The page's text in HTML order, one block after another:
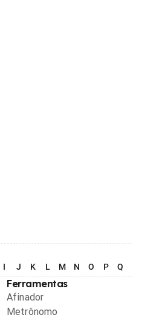
I J K L M N O P Q
Ferramentas
Afinador
Metrônomo